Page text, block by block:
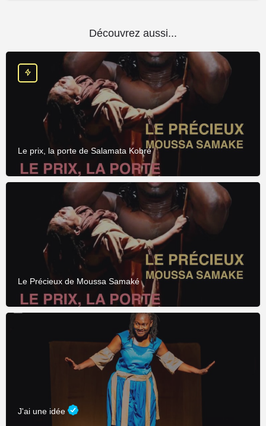
Découvrez aussi...
Le prix, la porte de Salamata Kobré
Le Précieux de Moussa Samaké
J'ai une idée